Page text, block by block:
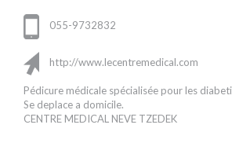
055-9732832
http://www.lecentremedical.com
Pédicure médicale spécialisée pour les
Se deplace a domicile.
CENTRE MEDICAL NEVE TZEDEK